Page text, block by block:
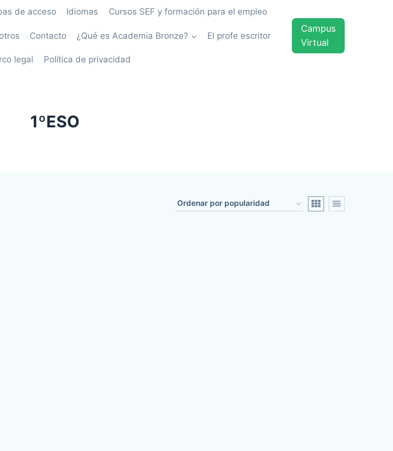
de acceso Idiomas Cursos SEF y formación para el empleo
Contacto ¿Qué es Academia Bronze? El profe escritor
legal Política de privacidad
Campus
Virtual
1ºESO